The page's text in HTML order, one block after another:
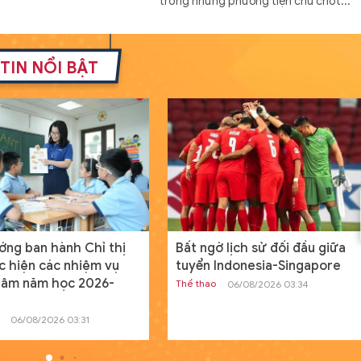
Đóng hàng loạt tàu đổ bộ Dự
án 11711 mang lại khả năng tác chiến
hơn cho Hải quân Nga.
Nam sinh người Tày đỗ đầu khối
A01 tỉnh Lạng Sơn từng bỏ
loại HSG quốc gia
Học đường 20/07/2024 00:04
GD&TĐ - Dù điều kiện học tập có phần
hạn chế nhưng, Dương Đình Thanh
dân tộc Tày vẫn sở hữu điểm số ba
TIN NỔI BẬT
lịch sử đối đầu giữa
Singapore
06/08/2026 03:34
Máy bay vận tải quân sự KC-
390 Millennium giành thắng
lợi lớn trước A400M Atlas